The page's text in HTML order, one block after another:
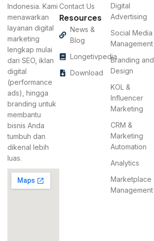
Indonesia. Kami
menawarkan
layanan digital
marketing
lengkap mulai
dari SEO, iklan
digital
(performance
ads), hingga
branding untuk
membantu
bisnis Anda
tumbuh dan
dikenal lebih
luas.
Contact Us
Resources
News &
Blog
Longetivpedia
Download
Digital
Advertising
Social Media
Management
Branding and
Design
KOL &
Influencer
Marketing
CRM &
Marketing
Automation
Analytics
Marketplace
Management